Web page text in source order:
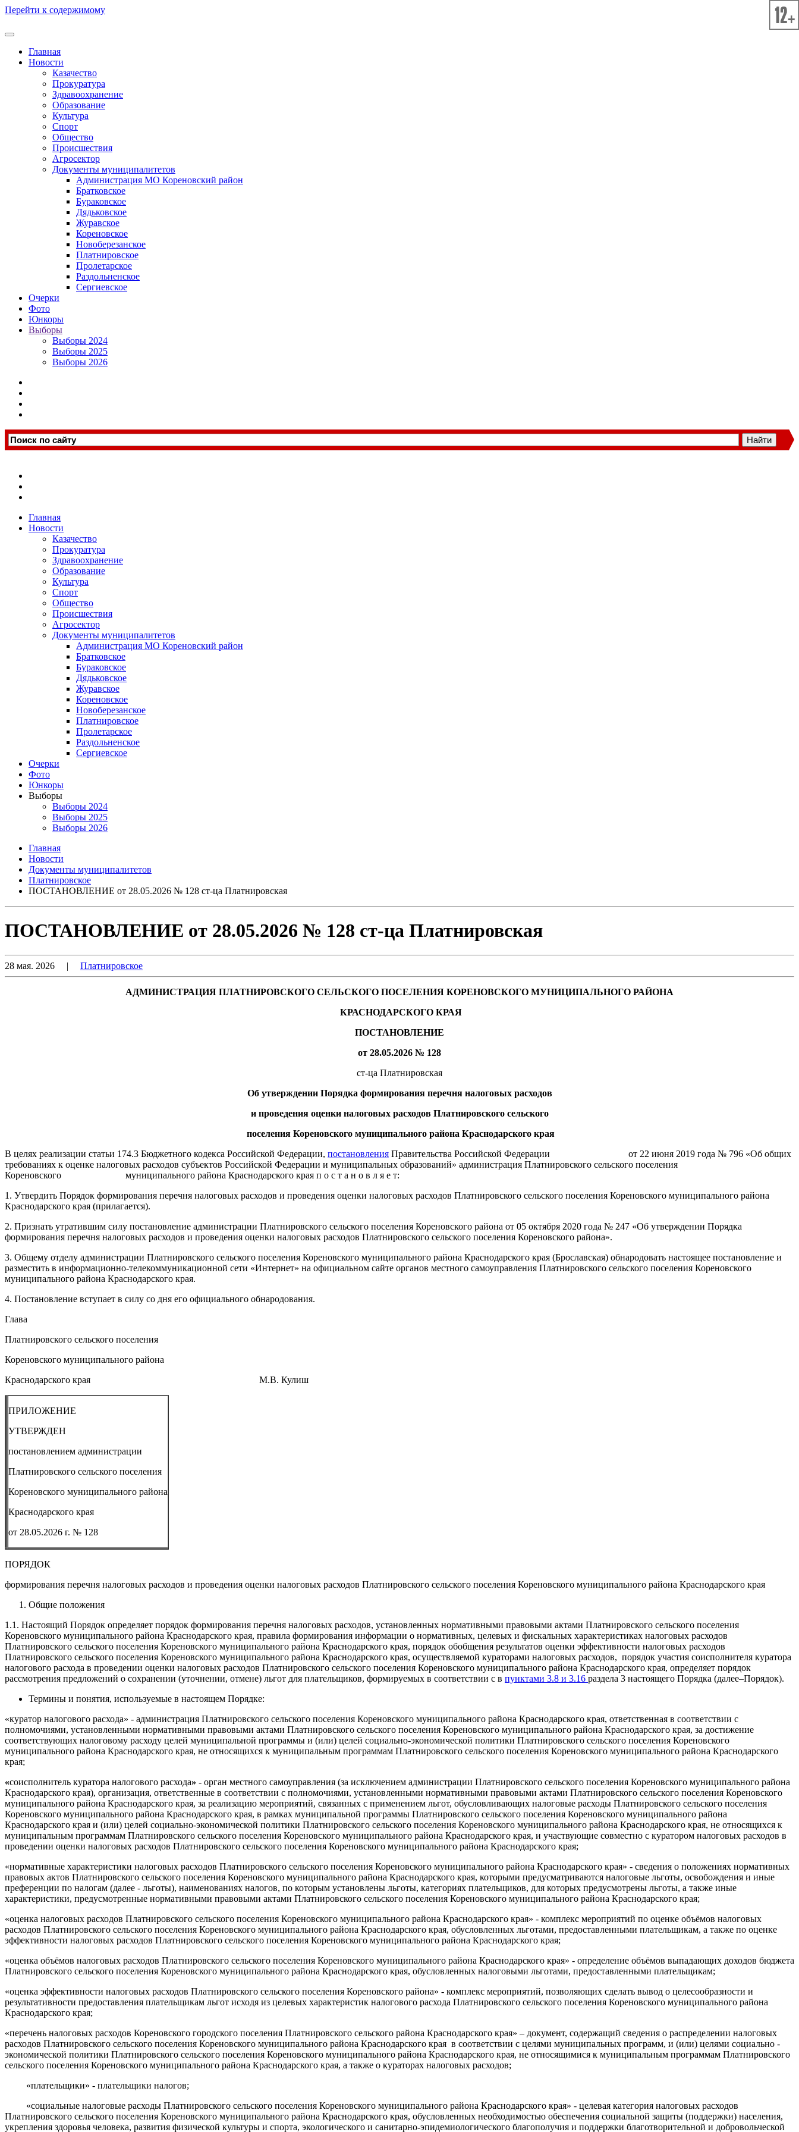
Перейти к содержимому
Главная
Новости
Казачество
Прокуратура
Здравоохранение
Образование
Культура
Спорт
Общество
Происшествия
Агросектор
Документы муниципалитетов
Администрация МО Кореновский район
Братковское
Бураковское
Дядьковское
Журавское
Кореновское
Новоберезанское
Платнировское
Пролетарское
Раздольненское
Сергиевское
Очерки
Фото
Юнкоры
Выборы
Выборы 2024
Выборы 2025
Выборы 2026
Главная
Новости
Казачество
Прокуратура
Здравоохранение
Образование
Культура
Спорт
Общество
Происшествия
Агросектор
Документы муниципалитетов
Администрация МО Кореновский район
Братковское
Бураковское
Дядьковское
Журавское
Кореновское
Новоберезанское
Платнировское
Пролетарское
Раздольненское
Сергиевское
Очерки
Фото
Юнкоры
Выборы
Выборы 2024
Выборы 2025
Выборы 2026
Главная
Новости
Документы муниципалитетов
Платнировское
ПОСТАНОВЛЕНИЕ от 28.05.2026 № 128 ст-ца Платнировская
ПОСТАНОВЛЕНИЕ от 28.05.2026 № 128 ст-ца Платнировская
28 мая. 2026 | Платнировское
АДМИНИСТРАЦИЯ ПЛАТНИРОВСКОГО СЕЛЬСКОГО ПОСЕЛЕНИЯ КОРЕНОВСКОГО МУНИЦИПАЛЬНОГО РАЙОНА
КРАСНОДАРСКОГО КРАЯ
ПОСТАНОВЛЕНИЕ
от 28.05.2026 № 128
ст-ца Платнировская
Об утверждении Порядка формирования перечня налоговых расходов
и проведения оценки налоговых расходов Платнировского сельского
поселения Кореновского муниципального района Краснодарского края
В целях реализации статьи 174.3 Бюджетного кодекса Российской Федерации, постановления Правительства Российской Федерации от 22 июня 2019 года № 796 «Об общих
требованиях к оценке налоговых расходов субъектов Российской Федерации и муниципальных образований» администрация Платнировского сельского поселения
Кореновского муниципального района Краснодарского края п о с т а н о в л я е т:
1. Утвердить Порядок формирования перечня налоговых расходов и проведения оценки налоговых расходов Платнировского сельского поселения Кореновского муниципального района
Краснодарского края (прилагается).
2. Признать утратившим силу постановление администрации Платнировского сельского поселения Кореновского района от 05 октября 2020 года № 247 «Об утверждении Порядка
формирования перечня налоговых расходов и проведения оценки налоговых расходов Платнировского сельского поселения Кореновского района».
3. Общему отделу администрации Платнировского сельского поселения Кореновского муниципального района Краснодарского края (Брославская) обнародовать настоящее постановление и
разместить в информационно-телекоммуникационной сети «Интернет» на официальном сайте органов местного самоуправления Платнировского сельского поселения Кореновского
муниципального района Краснодарского края.
4. Постановление вступает в силу со дня его официального обнародования.
Глава
Платнировского сельского поселения
Кореновского муниципального района
Краснодарского края М.В. Кулиш
ПРИЛОЖЕНИЕ
УТВЕРЖДЕН
постановлением администрации
Платнировского сельского поселения
Кореновского муниципального района
Краснодарского края
от 28.05.2026 г. № 128
ПОРЯДОК
формирования перечня налоговых расходов и проведения оценки налоговых расходов Платнировского сельского поселения Кореновского муниципального района Краснодарского края
Общие положения
1.1. Настоящий Порядок определяет порядок формирования перечня налоговых расходов, установленных нормативными правовыми актами Платнировского сельского поселения
Кореновского муниципального района Краснодарского края, правила формирования информации о нормативных, целевых и фискальных характеристиках налоговых расходов
Платнировского сельского поселения Кореновского муниципального района Краснодарского края, порядок обобщения результатов оценки эффективности налоговых расходов
Платнировского сельского поселения Кореновского муниципального района Краснодарского края, осуществляемой кураторами налоговых расходов, порядок участия соисполнителя куратора
налогового расхода в проведении оценки налоговых расходов Платнировского сельского поселения Кореновского муниципального района Краснодарского края, определяет порядок
рассмотрения предложений о сохранении (уточнении, отмене) льгот для плательщиков, формируемых в соответствии с в пунктами 3.8 и 3.16 раздела 3 настоящего Порядка (далее–Порядок).
Термины и понятия, используемые в настоящем Порядке:
«куратор налогового расхода» - администрация Платнировского сельского поселения Кореновского муниципального района Краснодарского края, ответственная в соответствии с
полномочиями, установленными нормативными правовыми актами Платнировского сельского поселения Кореновского муниципального района Краснодарского края, за достижение
соответствующих налоговому расходу целей муниципальной программы и (или) целей социально-экономической политики Платнировского сельского поселения Кореновского
муниципального района Краснодарского края, не относящихся к муниципальным программам Платнировского сельского поселения Кореновского муниципального района Краснодарского
края;
«соисполнитель куратора налогового расхода» - орган местного самоуправления (за исключением администрации Платнировского сельского поселения Кореновского муниципального района
Краснодарского края), организация, ответственные в соответствии с полномочиями, установленными нормативными правовыми актами Платнировского сельского поселения Кореновского
муниципального района Краснодарского края, за реализацию мероприятий, связанных с применением льгот, обусловливающих налоговые расходы Платнировского сельского поселения
Кореновского муниципального района Краснодарского края, в рамках муниципальной программы Платнировского сельского поселения Кореновского муниципального района
Краснодарского края и (или) целей социально-экономической политики Платнировского сельского поселения Кореновского муниципального района Краснодарского края, не относящихся к
муниципальным программам Платнировского сельского поселения Кореновского муниципального района Краснодарского края, и участвующие совместно с куратором налоговых расходов в
проведении оценки налоговых расходов Платнировского сельского поселения Кореновского муниципального района Краснодарского края;
«нормативные характеристики налоговых расходов Платнировского сельского поселения Кореновского муниципального района Краснодарского края» - сведения о положениях нормативных
правовых актов Платнировского сельского поселения Кореновского муниципального района Краснодарского края, которыми предусматриваются налоговые льготы, освобождения и иные
преференции по налогам (далее - льготы), наименованиях налогов, по которым установлены льготы, категориях плательщиков, для которых предусмотрены льготы, а также иные
характеристики, предусмотренные нормативными правовыми актами Платнировского сельского поселения Кореновского муниципального района Краснодарского края;
«оценка налоговых расходов Платнировского сельского поселения Кореновского муниципального района Краснодарского края» - комплекс мероприятий по оценке объёмов налоговых
расходов Платнировского сельского поселения Кореновского муниципального района Краснодарского края, обусловленных льготами, предоставленными плательщикам, а также по оценке
эффективности налоговых расходов Платнировского сельского поселения Кореновского муниципального района Краснодарского края;
«оценка объёмов налоговых расходов Платнировского сельского поселения Кореновского муниципального района Краснодарского края» - определение объёмов выпадающих доходов бюджета
Платнировского сельского поселения Кореновского муниципального района Краснодарского края, обусловленных налоговыми льготами, предоставленными плательщикам;
«оценка эффективности налоговых расходов Платнировского сельского поселения Кореновского района» - комплекс мероприятий, позволяющих сделать вывод о целесообразности и
результативности предоставления плательщикам льгот исходя из целевых характеристик налогового расхода Платнировского сельского поселения Кореновского муниципального района
Краснодарского края;
«перечень налоговых расходов Кореновского городского поселения Платнировского сельского района Краснодарского края» – документ, содержащий сведения о распределении налоговых
расходов Платнировского сельского поселения Кореновского муниципального района Краснодарского края в соответствии с целями муниципальных программ, и (или) целями социально -
экономической политики Платнировского сельского поселения Кореновского муниципального района Краснодарского края, не относящимися к муниципальным программам Платнировского
сельского поселения Кореновского муниципального района Краснодарского края, а также о кураторах налоговых расходов;
«плательщики» - плательщики налогов;
«социальные налоговые расходы Платнировского сельского поселения Кореновского муниципального района Краснодарского края» - целевая категория налоговых расходов
Платнировского сельского поселения Кореновского муниципального района Краснодарского края, обусловленных необходимостью обеспечения социальной защиты (поддержки) населения,
укрепления здоровья человека, развития физической культуры и спорта, экологического и санитарно-эпидемиологического благополучия и поддержки благотворительной и добровольческой